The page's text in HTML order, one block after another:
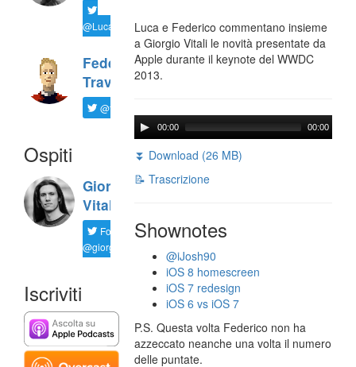
@LucaTNT
Federico
Travaini
@ftrava
Ospiti
Giorgio
Vitali
Follow
@giorgio__vit
Iscriviti
Luca e Federico commentano insieme
a Giorgio Vitali le novità presentate da
Apple durante il keynote del WWDC
2013.
00:00 00:00
⏬ Download (26 MB)
📝 Trascrizione
Shownotes
@iJosh90
iOS 8 homescreen
iOS 7 redesign
iOS 6 vs iOS 7
P.S. Questa volta Federico non ha
azzeccato neanche una volta il numero
delle puntate.